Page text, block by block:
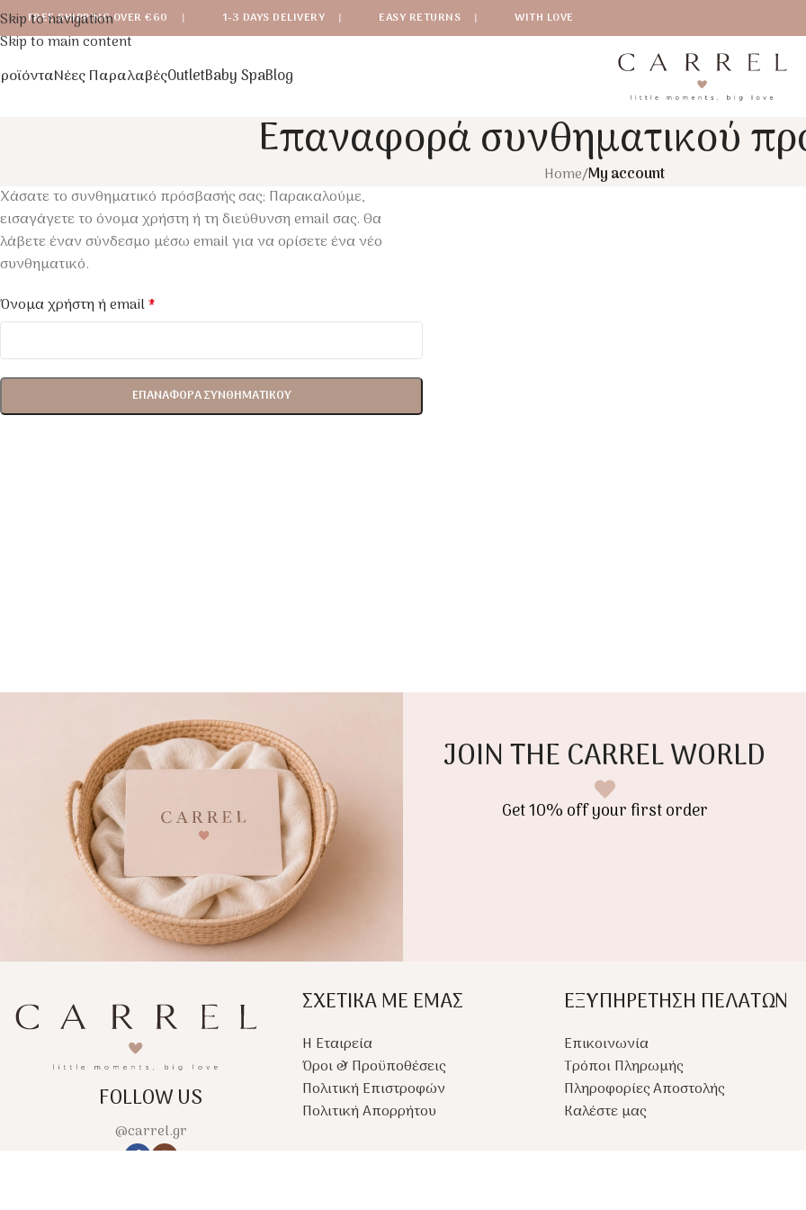
Skip to navigation
Skip to main content
FREE SHIPPING OVER €60 | 1-3 DAYS DELIVERY | EASY RETURNS | WITH LOVE
Νέες ΠαραλαβέςOutletBaby SpaBlog
Επαναφορά συνθηματικού
Home/My account
Χάσατε το συνθηματικό πρόσβασής σας; Παρακαλούμε,
εισαγάγετε το όνομα χρήστη ή τη διεύθυνση email σας. Θα
λάβετε έναν σύνδεσμο μέσω email για να ορίσετε ένα νέο
συνθηματικό.
Όνομα χρήστη ή email*
ΕΠΑΝΑΦΟΡΆ ΣΥΝΘΗΜΑΤΙΚΟΎ
JOIN THE CARREL WORLD
Get 10% off your first order
FOLLOW US
@carrel.gr
ΣΧΕΤΙΚΑ ΜΕ ΕΜΑΣ
Η Εταιρεία
Όροι & Προϋποθέσεις
Πολιτική Επιστροφών
Πολιτική Απορρήτου
ΕΞΥΠΗΡΕΤΗΣΗ ΠΕΛΑΤΩΝ
Επικοινωνία
Τρόποι Πληρωμής
Πληροφορίες Αποστολής
Καλέστε μας